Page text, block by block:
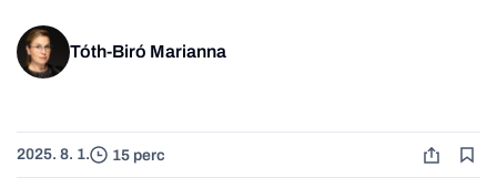
Tóth-Biró Marianna
2025. 8. 1. 15 perc